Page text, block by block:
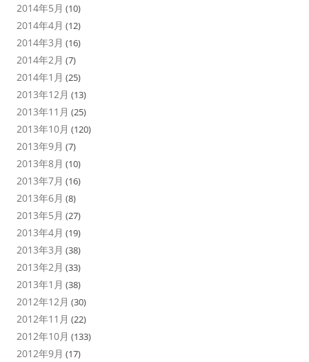
2014年5月 (10)
2014年4月 (12)
2014年3月 (16)
2014年2月 (7)
2014年1月 (25)
2013年12月 (13)
2013年11月 (25)
2013年10月 (120)
2013年9月 (7)
2013年8月 (10)
2013年7月 (16)
2013年6月 (8)
2013年5月 (27)
2013年4月 (19)
2013年3月 (38)
2013年2月 (33)
2013年1月 (38)
2012年12月 (30)
2012年11月 (22)
2012年10月 (133)
2012年9月 (17)